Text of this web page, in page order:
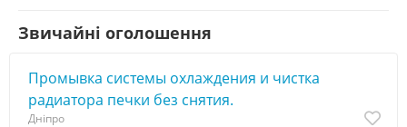
Звичайні оголошення
Промывка системы охлаждения и чистка
радиатора печки без снятия.
Дніпро